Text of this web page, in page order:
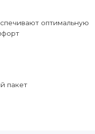
оптимальную
пакет